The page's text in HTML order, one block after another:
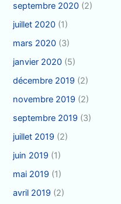
septembre 2020 (2)
juillet 2020 (1)
mars 2020 (3)
janvier 2020 (5)
décembre 2019 (2)
novembre 2019 (2)
septembre 2019 (3)
juillet 2019 (2)
juin 2019 (1)
mai 2019 (1)
avril 2019 (2)